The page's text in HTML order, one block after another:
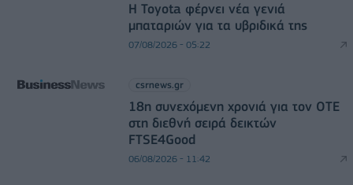
Η Toyota φέρνει νέα γενιά
μπαταριών για τα υβριδικά της
07/08/2026 - 05:22
csrnews.gr
18η συνεχόμενη χρονιά για τον ΟΤΕ
στη διεθνή σειρά δεικτών
FTSE4Good
06/08/2026 - 11:42